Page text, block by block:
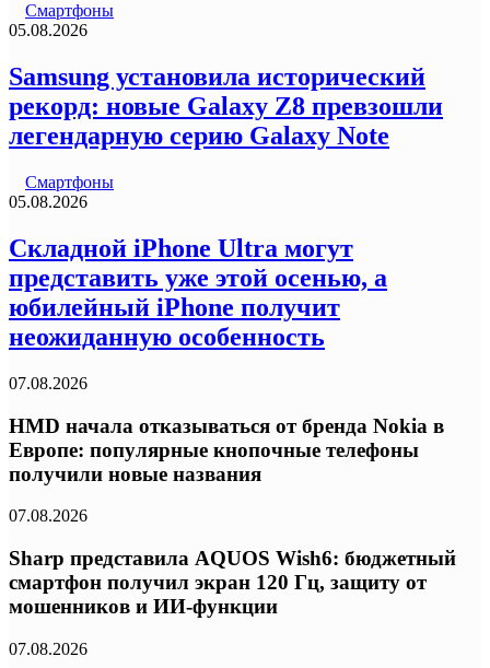
Смартфоны
05.08.2026
Samsung установила исторический
рекорд: новые Galaxy Z8 превзошли
легендарную серию Galaxy Note
Смартфоны
05.08.2026
Складной iPhone Ultra могут
представить уже этой осенью, а
юбилейный iPhone получит
неожиданную особенность
07.08.2026
HMD начала отказываться от бренда Nokia в
Европе: популярные кнопочные телефоны
получили новые названия
07.08.2026
Sharp представила AQUOS Wish6: бюджетный
смартфон получил экран 120 Гц, защиту от
мошенников и ИИ-функции
07.08.2026